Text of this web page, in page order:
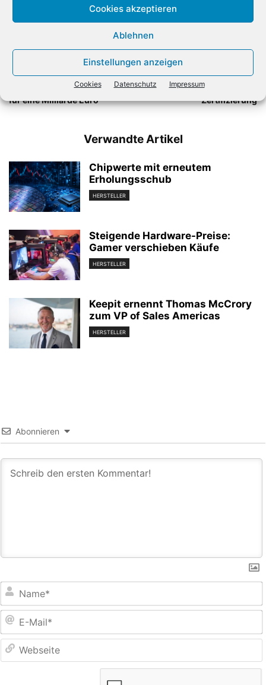
Cookies akzeptieren
Ablehnen
Einstellungen anzeigen
Cookies Datenschutz Impressum
Vorheriger Artikel
EU bekommt Supercomputer
für eine Milliarde Euro
Nächster Artikel
Fujitsu mit neuer Partner-
Zertifizierung
Verwandte Artikel
Chipwerte mit erneutem
Erholungsschub
HERSTELLER
Steigende Hardware-Preise:
Gamer verschieben Käufe
HERSTELLER
Keepit ernennt Thomas McCrory
zum VP of Sales Americas
HERSTELLER
Abonnieren